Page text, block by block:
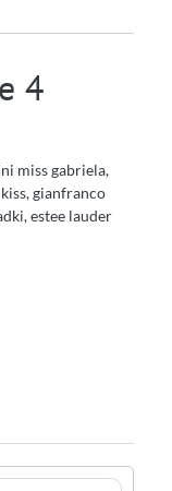
4
miss gabriela,
gianfranco
estee lauder